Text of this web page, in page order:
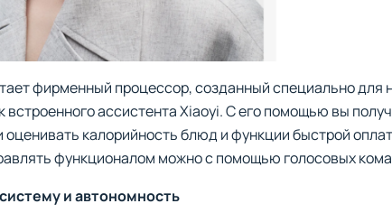
фирменный процессор, созданный специально для
встроенного ассистента Xiaoyi. С его помощью вы
оценивать калорийность блюд и функции быстрой
функционалом можно с помощью голосовых
и автономность